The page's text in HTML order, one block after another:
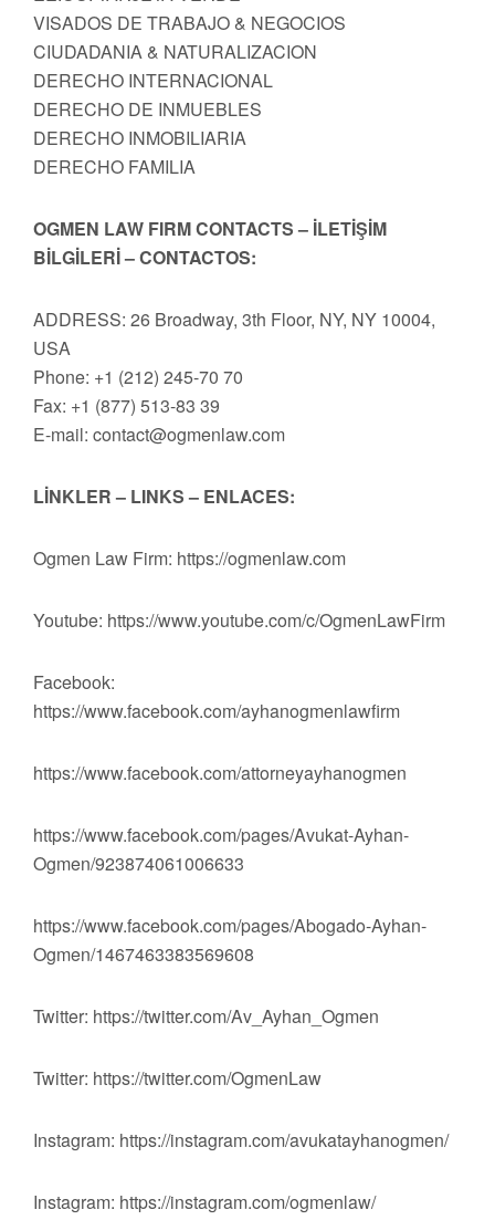
VISADOS DE TRABAJO & NEGOCIOS
CIUDADANIA & NATURALIZACION
DERECHO INTERNACIONAL
DERECHO DE INMUEBLES
DERECHO INMOBILIARIA
DERECHO FAMILIA
OGMEN LAW FIRM CONTACTS – İLETİŞİM
BİLGİLERİ – CONTACTOS:
ADDRESS: 26 Broadway, 3th Floor, NY, NY 10004,
USA
Phone: +1 (212) 245-70 70
Fax: +1 (877) 513-83 39
E-mail: contact@ogmenlaw.com
LİNKLER – LINKS – ENLACES:
Ogmen Law Firm: https://ogmenlaw.com
Youtube: https://www.youtube.com/c/OgmenLawFirm
Facebook:
https://www.facebook.com/ayhanogmenlawfirm
https://www.facebook.com/attorneyayhanogmen
https://www.facebook.com/pages/Avukat-Ayhan-
Ogmen/923874061006633
https://www.facebook.com/pages/Abogado-Ayhan-
Ogmen/1467463383569608
Twitter: https://twitter.com/Av_Ayhan_Ogmen
Twitter: https://twitter.com/OgmenLaw
Instagram: https://instagram.com/avukatayhanogmen/
Instagram: https://instagram.com/ogmenlaw/